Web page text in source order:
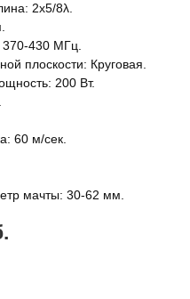
2x5/8λ.
370-430 МГц.
плоскости: Круговая.
200 Вт.
60 м/сек.
мачты: 30-62 мм.